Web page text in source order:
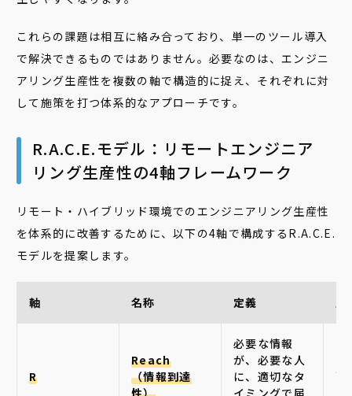
これらの課題は相互に絡み合っており、単一のツール導入
で解決できるものではありません。必要なのは、エンジニ
アリング生産性を複数の軸で構造的に捉え、それぞれに対
して施策を打つ体系的なアプローチです。
R.A.C.E.モデル：リモートエンジニア
リング生産性の4軸フレームワーク
リモート・ハイブリッド環境でのエンジニアリング生産性
を体系的に改善するために、以下の4軸で構成するR.A.C.E.
モデルを提案します。
軸 名称 定義 主
R
Reach
（情報到達
性）
必要な情報
が、必要な人
に、適切なタ
イミングで届
人